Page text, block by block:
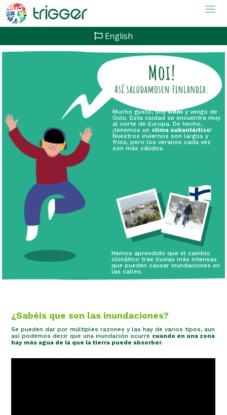
English
Mucho gusto, soyOnniy vengo de
Oulu. Esta ciudad se encuentra muy
al norte de Europa. De hecho,
¡tenemos un clima subantártico!
Nuestros inviernos son largos y
fríos, pero los veranos cada vez
son más cálidos.
Hemos aprendido que el cambio
climático trae lluvias más intensas
que pueden causar inundaciones en
las calles.
¿Sabéis que son las inundaciones?
Se pueden dar por múltiples razones y las hay de varios tipos, aun
así podemos decir que una inundación ocurre cuando en una zona
hay más agua de la que la tierra puede absorber.